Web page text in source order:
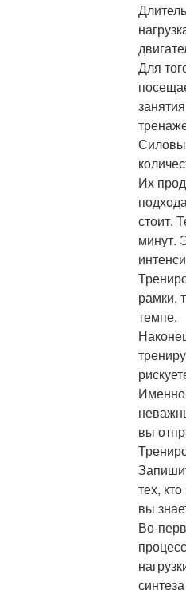
Для
Их
стоит.
минут.
рамки,
темпе.
Именно
вы
тех,
вы
Во-